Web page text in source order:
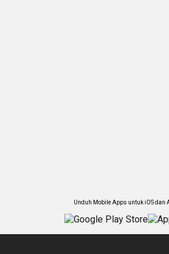
Unduh Mobile Apps untuk iOS dan